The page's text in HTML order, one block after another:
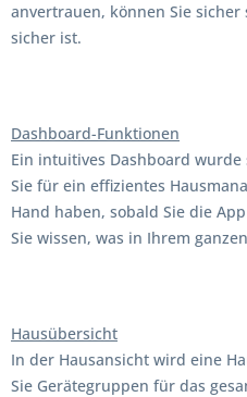
anvertrauen, können Sie
sicher ist.
Dashboard-Funktionen
Ein intuitives Dashboard wurde
Sie für ein effizientes
Hand haben, sobald Sie die
Sie wissen, was in Ihrem
Hausübersicht
In der Hausansicht wird eine
Sie Gerätegruppen für das